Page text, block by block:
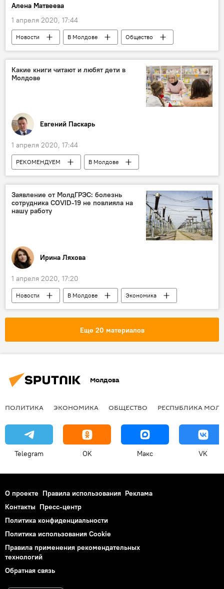
Алена Матвеева
1 апреля 2020, 17:44
Новости В Молдове
Общество
Коронавирус
опрос
Какие книги читают и любят дети в
Молдове
Евгений Паскарь
1 апреля 2020, 17:44
РЕКОМЕНДУЕМ
В Молдове
Интервью
книги дети
Заявление от МолдГРЭС: болезнь
сотрудника COVID-19 не повлияла на
нашу работу
Ирина Ляхова
1 апреля 2020, 17:20
Новости В Молдове
Экономика
Общество
Приднестровье
Еще 20 материалов
Молдова
ПОЛИТИКА ЭКОНОМИКА ОБЩЕСТВО РЕСПУБЛИКА
Telegram OK Макс VK
О проекте Правила использования Реклама
Контакты Пресс-центр
Политика конфиденциальности
Политика использования Cookie
Правила применения рекомендательных
технологий
Обратная связь